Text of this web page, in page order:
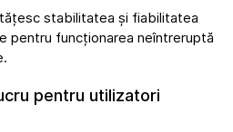
stabilitatea și fiabilitatea
pentru funcționarea neîntreruptă
pentru utilizatori